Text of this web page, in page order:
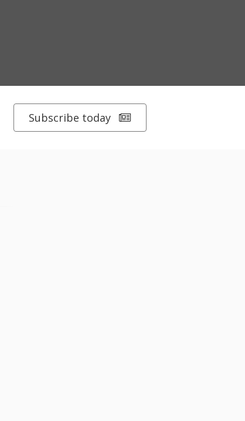
Subscribe today